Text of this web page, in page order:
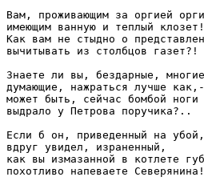
Вам, проживающим за оргией
имеющим ванную и теплый клозет!
Как вам не стыдно о
вычитывать из столбцов газет?!
Знаете ли вы, бездарные,
думающие, нажраться лучше как,-
может быть, сейчас бомбой ноги
выдрало у Петрова поручика?..
Если б он, приведенный на убой,
вдруг увидел, израненный,
как вы измазанной в котлете
похотливо напеваете Северянина!